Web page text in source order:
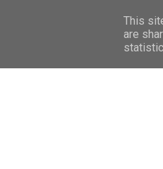
This
are